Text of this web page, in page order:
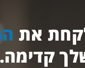
את
קדימה.